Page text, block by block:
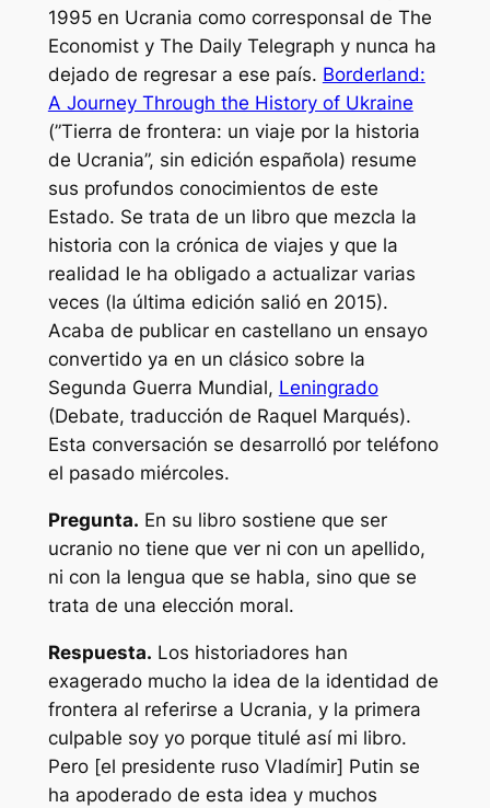
1995 en Ucrania como corresponsal de The
Economisty The Daily Telegraph y nunca ha
dejado de regresar a ese país. Borderland:
A Journey Through the History of Ukraine
(”Tierra de frontera: un viaje por la historia
de Ucrania”, sin edición española) resume
sus profundos conocimientos de este
Estado. Se trata de un libro que mezcla la
historia con la crónica de viajes y que la
realidad le ha obligado a actualizar varias
veces (la última edición salió en 2015).
Acaba de publicar en castellano un ensayo
convertido ya en un clásico sobre la
Segunda Guerra Mundial, Leningrado
(Debate, traducción de Raquel Marqués).
Esta conversación se desarrolló por teléfono
el pasado miércoles.
Pregunta. En su libro sostiene que ser
ucranio no tiene que ver ni con un apellido,
ni con la lengua que se habla, sino que se
trata de una elección moral.
Respuesta. Los historiadores han
exagerado mucho la idea de la identidad de
frontera al referirse a Ucrania, y la primera
culpable soy yo porque titulé así mi libro.
Pero [el presidente ruso Vladímir] Putin se
ha apoderado de esta idea y muchos